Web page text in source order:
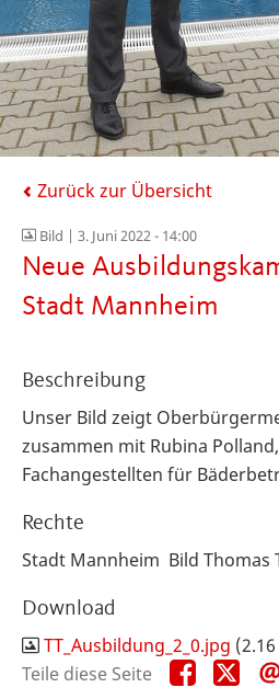
Zurück zur Übersicht
Bild | 3. Juni 2022 - 14:00
Neue
Stadt Mannheim
Beschreibung
Unser Bild zeigt
zusammen mit Rubina
Fachangestellten für
Rechte
Stadt Mannheim Bild Thomas
Download
TT_Ausbildung_2_0.jpg
Teile diese Seite
Teile
diese
Teile
diese